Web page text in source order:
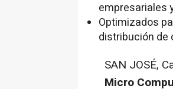
empresariales
Optimizados
distribución de
SAN JOSÉ,
Micro